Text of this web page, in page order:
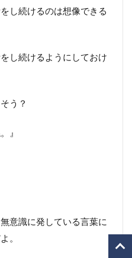
し続けるのは想像できる
し続けるようにしておけ
う？
』
意識に発している言葉に
。